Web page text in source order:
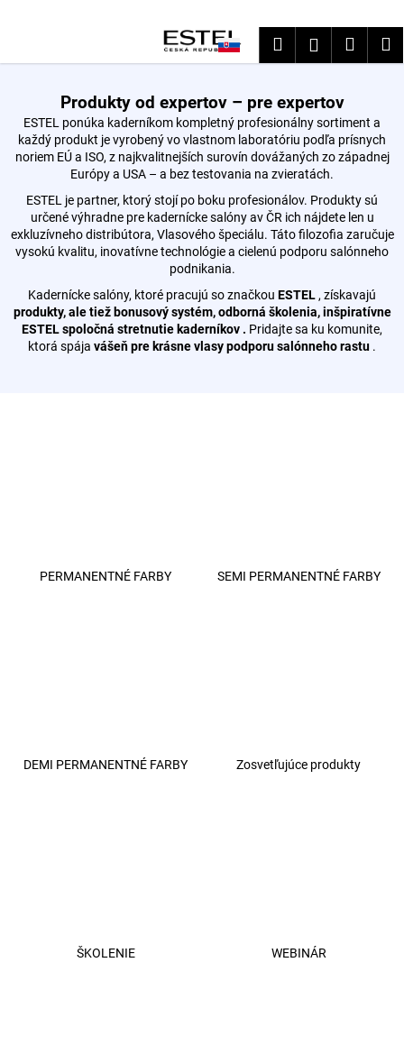
Hľadať
Produkty od expertov – pre expertov
ESTEL ponúka kaderníkom kompletný profesionálny sortiment a
každý produkt je vyrobený vo vlastnom laboratóriu podľa prísnych
noriem EÚ a ISO, z najkvalitnejších surovín dovážaných zo západnej
Európy a USA – a bez testovania na zvieratách.
ESTEL je partner, ktorý stojí po boku profesionálov. Produkty sú
určené výhradne pre kadernícke salóny av ČR ich nájdete len u
exkluzívneho distribútora, Vlasového špeciálu. Táto filozofia zaručuje
vysokú kvalitu, inovatívne technológie a cielenú podporu salónneho
podnikania.
Kaderníckesalóny, ktoré pracujú soznačkou ESTEL , získavajú
produkty,aletiež bonusovýsystém,odborná školenia,inšpiratívne
ESTELspoločná stretnutie kaderníkov . Pridajtesa ku komunite,
ktorá spája vášeňpre krásnevlasypodporusalónnehorastu .
PERMANENTNÉ FARBY SEMI PERMANENTNÉ FARBY
DEMI PERMANENTNÉ FARBY Zosvetľujúce produkty
ŠKOLENIE WEBINÁR
š
o
p
o
e
b
u
j
e
FARBA